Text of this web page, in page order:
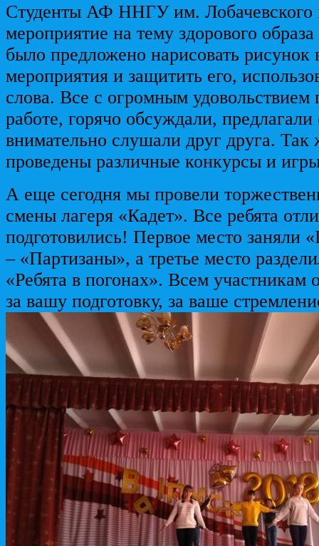
Студенты АФ ННГУ им. Лобачевского
мероприятие на тему здорового
было предложено нарисовать рисунок
мероприятия и защитить его,
слова. Все с огромным удовольствием
работе, горячо обсуждали,
внимательно слушали друг друга.
проведены различные конкурсы и
А еще сегодня мы провели
смены лагеря «Кадет». Все ребята
подготовились! Первое место заняли
– «Партизаны», а третье место
«Ребята в погонах». Всем участникам
за вашу подготовку, за ваше